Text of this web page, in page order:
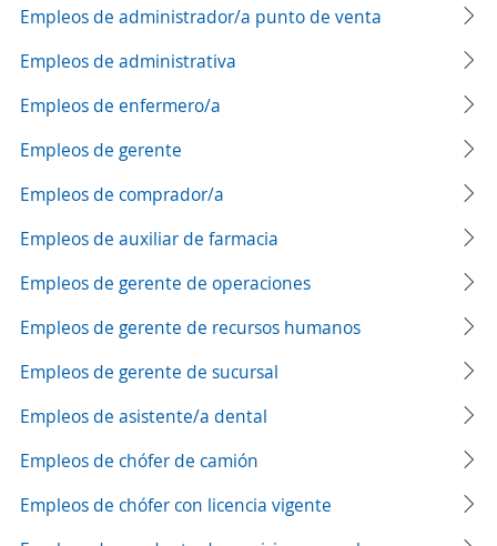
Empleos de administrador/a punto de venta
Empleos de administrativa
Empleos de enfermero/a
Empleos de gerente
Empleos de comprador/a
Empleos de auxiliar de farmacia
Empleos de gerente de operaciones
Empleos de gerente de recursos humanos
Empleos de gerente de sucursal
Empleos de asistente/a dental
Empleos de chófer de camión
Empleos de chófer con licencia vigente